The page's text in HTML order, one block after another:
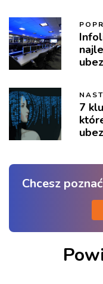
7
Chcesz